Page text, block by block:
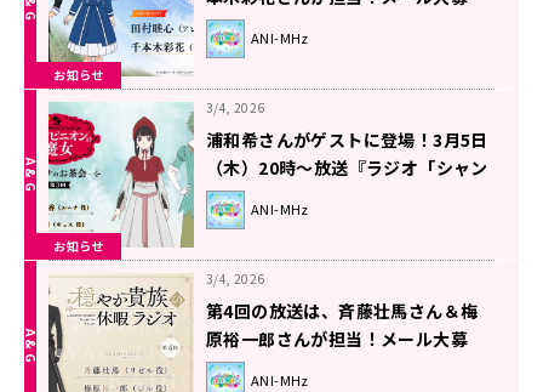
お知らせ
集！『ラジオ「ヘルモード」～おし
ゃべり好きのパーソナリティは廃設
ANI-MHz
お知らせ
3/4, 2026
浦和希さんがゲストに登場！3月5日
（木）20時～放送『ラジオ「シャン
ピニオンの魔女」-ルーナのお茶
会-』第3回
ANI-MHz
3/4, 2026
第4回の放送は、斉藤壮馬さん＆梅
原裕一郎さんが担当！メール大募
集！【穏やか貴族の休暇ラジオ】
ANI-MHz